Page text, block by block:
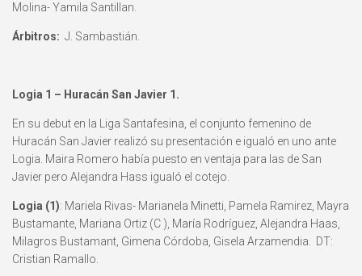
Molina- Yamila Santillan.
Árbitros: J. Sambastián.
Logia 1 – Huracán San Javier 1.
En su debut en la Liga Santafesina, el conjunto femenino de
Huracán San Javier realizó su presentación e igualó en uno ante
Logia. Maira Romero había puesto en ventaja para las de San
Javier pero Alejandra Hass igualó el cotejo.
Logia (1): Mariela Rivas- Marianela Minetti, Pamela Ramirez, Mayra
Bustamante, Mariana Ortiz (C ), María Rodríguez, Alejandra Haas,
Milagros Bustamant, Gimena Córdoba, Gisela Arzamendia. DT:
Cristian Ramallo.